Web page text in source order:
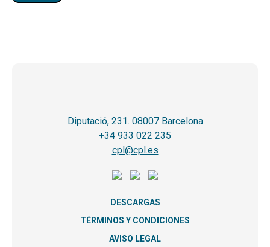
Diputació, 231. 08007 Barcelona
+34 933 022 235
cpl@cpl.es
DESCARGAS
TÉRMINOS Y CONDICIONES
AVISO LEGAL